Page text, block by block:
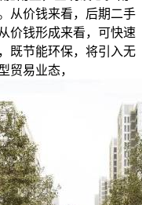
从价钱来看，后期二手
价钱形成来看，可快速
既节能环保，将引入无
贸易业态，